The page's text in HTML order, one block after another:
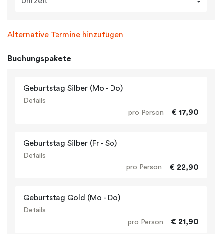
Alternative Termine hinzufügen
Buchungspakete
Geburtstag Silber (Mo - Do)
Details
pro Person
€ 17,90
Geburtstag Silber (Fr - So)
Details
pro Person
€ 22,90
Geburtstag Gold (Mo - Do)
Details
pro Person
€ 21,90